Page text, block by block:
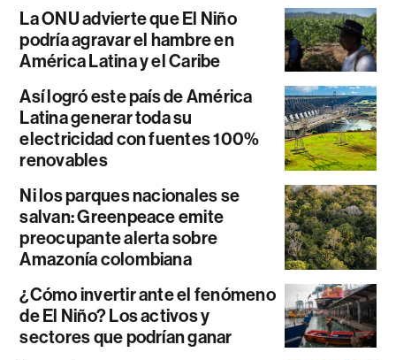
La ONU advierte que El Niño
podría agravar el hambre en
América Latina y el Caribe
Así logró este país de América
Latina generar toda su
electricidad con fuentes 100%
renovables
Ni los parques nacionales se
salvan: Greenpeace emite
preocupante alerta sobre
Amazonía colombiana
¿Cómo invertir ante el fenómeno
de El Niño? Los activos y
sectores que podrían ganar